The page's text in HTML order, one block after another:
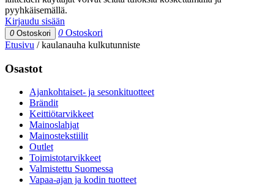
pyyhkäisemällä.
Kirjaudu sisään
0 Ostoskori 0 Ostoskori
Etusivu /kaulanauha kulkutunniste
Osastot
Ajankohtaiset- ja sesonkituotteet
Brändit
Keittiötarvikkeet
Mainoslahjat
Mainostekstiilit
Outlet
Toimistotarvikkeet
Valmistettu Suomessa
Vapaa-ajan ja kodin tuotteet